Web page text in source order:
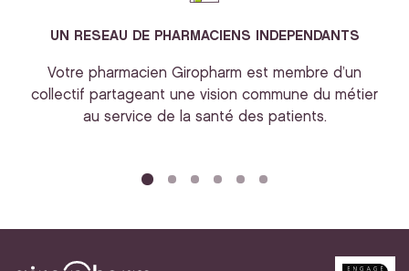
UN RESEAU DE PHARMACIENS INDEPENDANTS
Votre pharmacien Giropharm est membre d’un
collectif partageant une vision commune du métier
au service de la santé des patients.